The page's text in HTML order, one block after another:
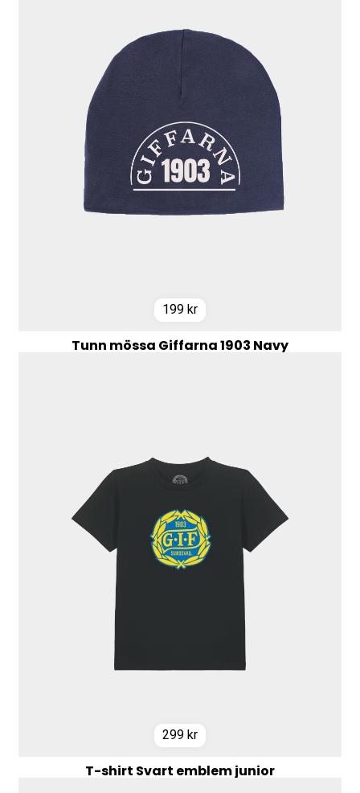
199 kr
Tunn mössa Giffarna 1903 Navy
299 kr
T-shirt Svart emblem junior